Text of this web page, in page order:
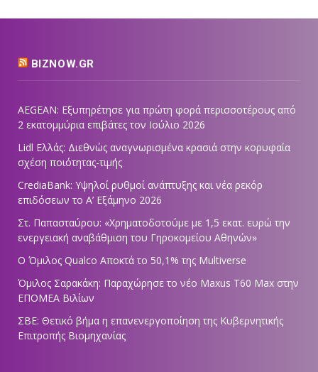
BIZNOW.GR
AEGEAN: Εξυπηρέτησε για πρώτη φορά περισσοτέρους από
2 εκατομμύρια επιβάτες τον Ιούλιο 2026
Lidl Ελλάς: Διεθνώς αναγνωρισμένα κρασιά στην κορυφαία
σχέση ποιότητας-τιμής
CrediaBank: Υψηλοί ρυθμοί ανάπτυξης και νέα ρεκόρ
επιδόσεων το Α’ Εξάμηνο 2026
Στ. Παπασταύρου: «Χρηματοδοτούμε με 1,5 εκατ. ευρώ την
ενεργειακή αναβάθμιση του Γηροκομείου Αθηνών»
Ο Όμιλος Qualco Αποκτά το 50,1% της Multiverse
Όμιλος Σαρακάκη: Παραχώρησε το νέο Maxus T60 Max στην
ΕΠΟΜΕΑ Βιλίων
ΣΒΕ: Θετικό βήμα η επανενεργοποίηση της Κυβερνητικής
Επιτροπής Βιομηχανίας